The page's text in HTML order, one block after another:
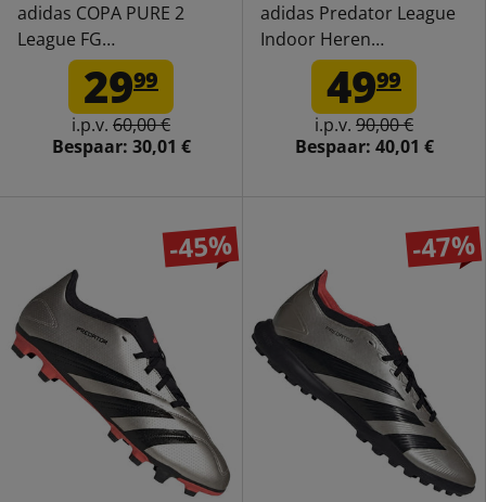
adidas COPA PURE 2
League FG
Voetbalschoenen voor
kinderen IG8730
2999
i.p.v. 60,00 €
Bespaar: 30,01 €
adidas Predator League
Indoor Heren
Zaalschoenen IF6393
4999
i.p.v. 90,00 €
Bespaar: 40,01 €
-45% -47%